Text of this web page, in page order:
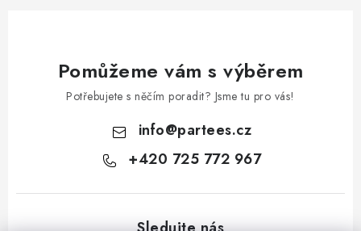
Pomůžeme vám s výběrem
Potřebujete s něčím poradit? Jsme tu pro vás!
info@partees.cz
+420 725 772 967